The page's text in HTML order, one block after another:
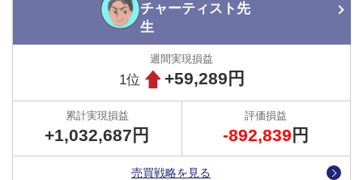
●怠け者の楽々投資さんのこれまでの運用状況を見てみま
しょう。
チャーティスト先
生
売買戦略を見る
1位 +59,289円
+1,032,687円 -892,839 円